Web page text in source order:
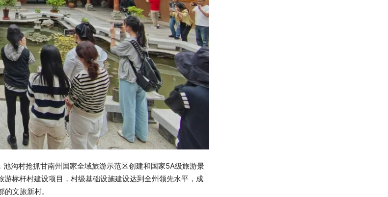
沟村抢抓甘南州国家全域旅游示范区创建和国家5A级旅游景
标杆村建设项目，村级基础设施建设达到全州领先水平，成
文旅新村。